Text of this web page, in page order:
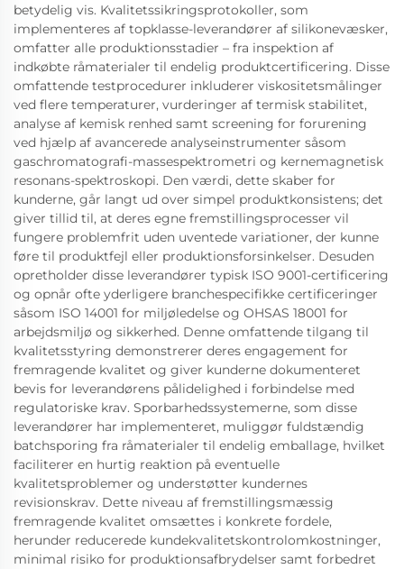
betydelig vis. Kvalitetssikringsprotokoller, som
implementeres af topklasse-leverandører af silikonevæsker,
omfatter alle produktionsstadier – fra inspektion af
indkøbte råmaterialer til endelig produktcertificering. Disse
omfattende testprocedurer inkluderer viskositetsmålinger
ved flere temperaturer, vurderinger af termisk stabilitet,
analyse af kemisk renhed samt screening for forurening
ved hjælp af avancerede analyseinstrumenter såsom
gaschromatografi-massespektrometri og kernemagnetisk
resonans-spektroskopi. Den værdi, dette skaber for
kunderne, går langt ud over simpel produktkonsistens; det
giver tillid til, at deres egne fremstillingsprocesser vil
fungere problemfrit uden uventede variationer, der kunne
føre til produktfejl eller produktionsforsinkelser. Desuden
opretholder disse leverandører typisk ISO 9001-certificering
og opnår ofte yderligere branchespecifikke certificeringer
såsom ISO 14001 for miljøledelse og OHSAS 18001 for
arbejdsmiljø og sikkerhed. Denne omfattende tilgang til
kvalitetsstyring demonstrerer deres engagement for
fremragende kvalitet og giver kunderne dokumenteret
bevis for leverandørens pålidelighed i forbindelse med
regulatoriske krav. Sporbarhedssystemerne, som disse
leverandører har implementeret, muliggør fuldstændig
batchsporing fra råmaterialer til endelig emballage, hvilket
faciliterer en hurtig reaktion på eventuelle
kvalitetsproblemer og understøtter kundernes
revisionskrav. Dette niveau af fremstillingsmæssig
fremragende kvalitet omsættes i konkrete fordele,
herunder reducerede kundekvalitetskontrolomkostninger,
minimal risiko for produktionsafbrydelser samt forbedret